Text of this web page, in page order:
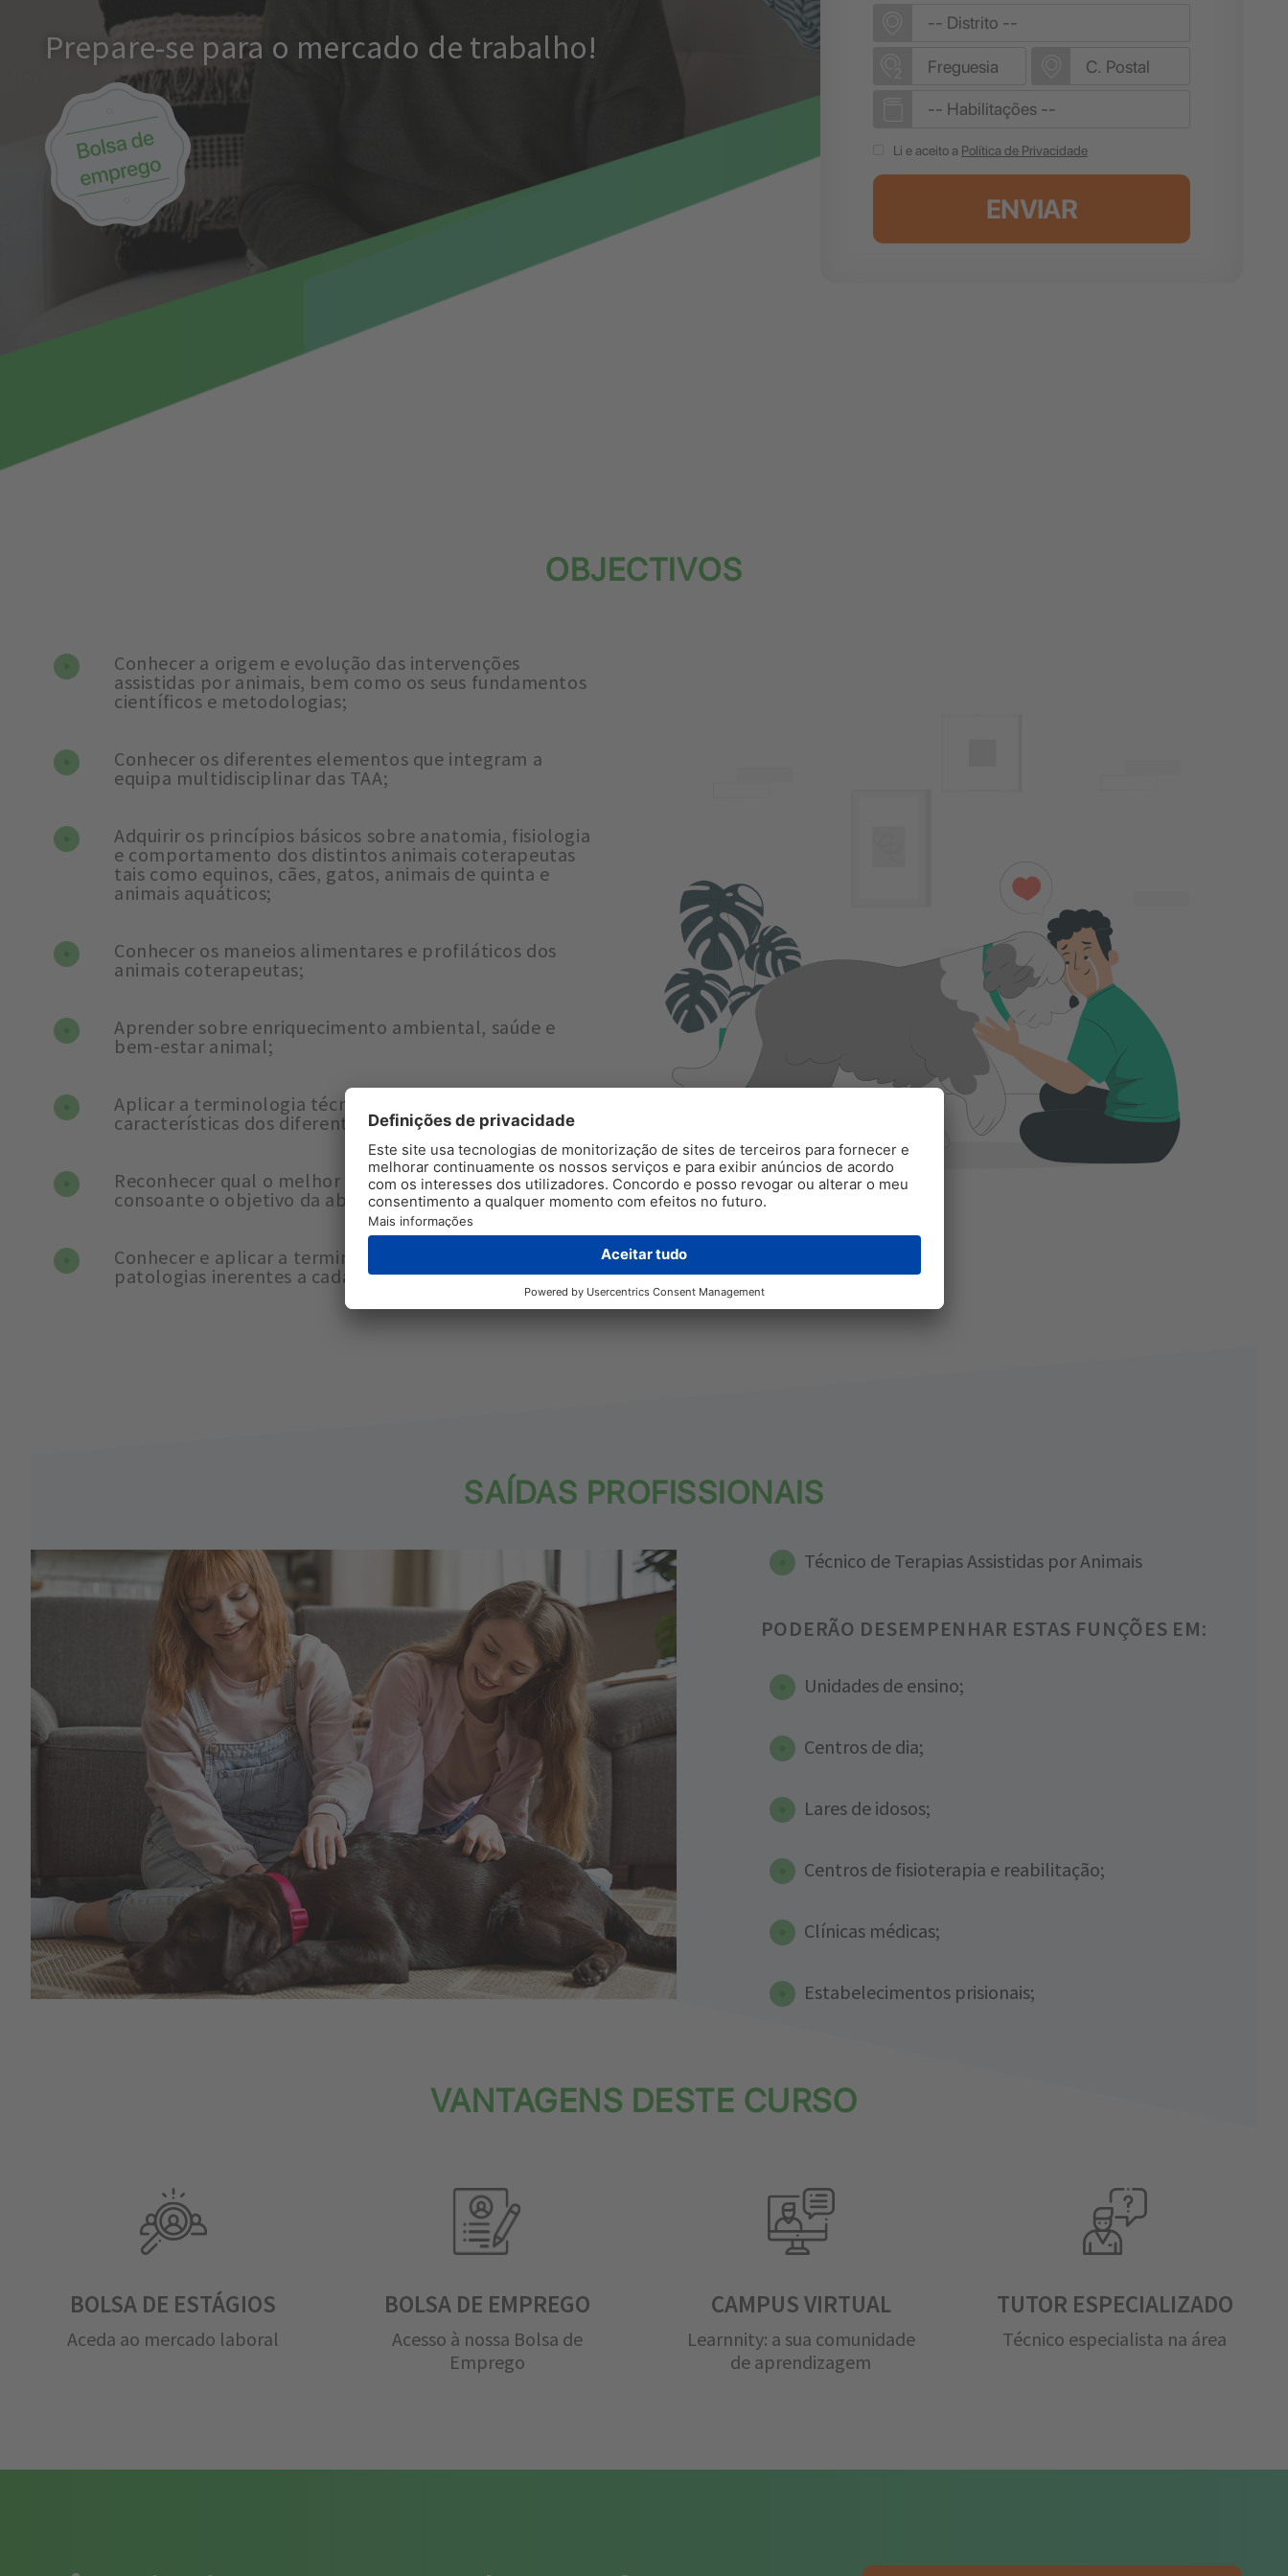
Prepare-se para o mercado de trabalho!
Li e aceito a Política de Privacidade
ENVIAR
OBJECTIVOS
Conhecer a origem e evolução das intervenções
assistidas por animais, bem como os seus fundamentos
científicos e metodologias;
Conhecer os diferentes elementos que integram a
equipa multidisciplinar das TAA;
Adquirir os princípios básicos sobre anatomia, fisiologia
e comportamento dos distintos animais coterapeutas
tais como equinos, cães, gatos, animais de quinta e
animais aquáticos;
Conhecer os maneios alimentares e profiláticos dos
animais coterapeutas;
Aprender sobre enriquecimento ambiental, saúde e
bem-estar animal;
Aplicar a terminologia técnica associada às
características dos diferentes animais;
Reconhecer qual o melhor animal coterapeuta
consoante o objetivo da abordagem;
Conhecer e aplicar a terminologia técnica associada às
patologias inerentes a cada utente/participante;
SAÍDAS PROFISSIONAIS
Técnico de Terapias Assistidas por Animais
PODERÃO DESEMPENHAR ESTAS FUNÇÕES EM:
Unidades de ensino;
Centros de dia;
Lares de idosos;
Centros de fisioterapia e reabilitação;
Clínicas médicas;
Estabelecimentos prisionais;
VANTAGENS DESTE CURSO
BOLSA DE ESTÁGIOS
Aceda ao mercado laboral
BOLSA DE EMPREGO
Acesso à nossa Bolsa de
Emprego
CAMPUS VIRTUAL
Learnnity: a sua comunidade
de aprendizagem
TUTOR ESPECIALIZADO
Técnico especialista na área